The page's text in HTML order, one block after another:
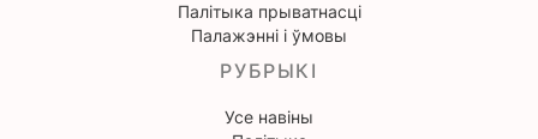
Палітыка прыватнасці
Палажэнні і ўмовы
РУБРЫКІ
Усе навіны